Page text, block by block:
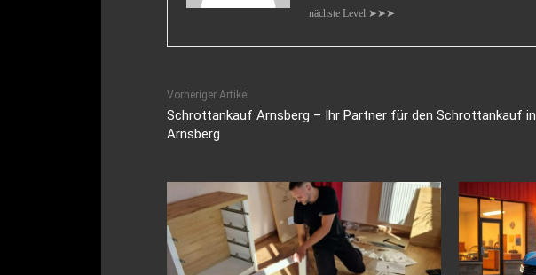
nächste Level ➤➤➤
Vorheriger Artikel
Schrottankauf Arnsberg – Ihr Partner für den Schrottankauf in
Arnsberg